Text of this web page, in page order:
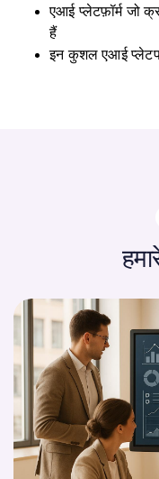
एआई प्लेटफ़ॉर्म जो
हैं
इन कुशल एआई